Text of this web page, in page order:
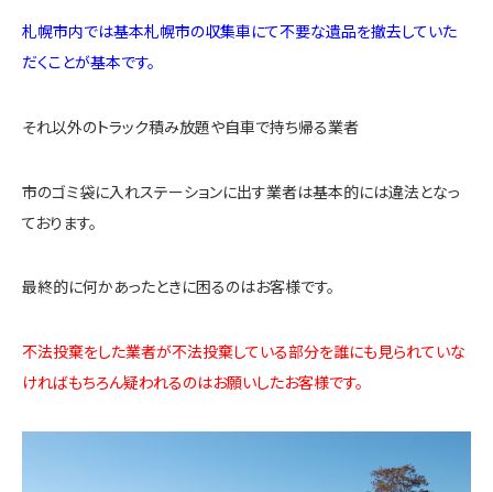
札幌市内では基本札幌市の収集車にて不要な遺品を撤去していた
だくことが基本です。
それ以外のトラック積み放題や自車で持ち帰る業者
市のゴミ袋に入れステーションに出す業者は基本的には違法となっ
ております。
最終的に何かあったときに困るのはお客様です。
不法投棄をした業者が不法投棄している部分を誰にも見られていな
ければもちろん疑われるのはお願いしたお客様です。